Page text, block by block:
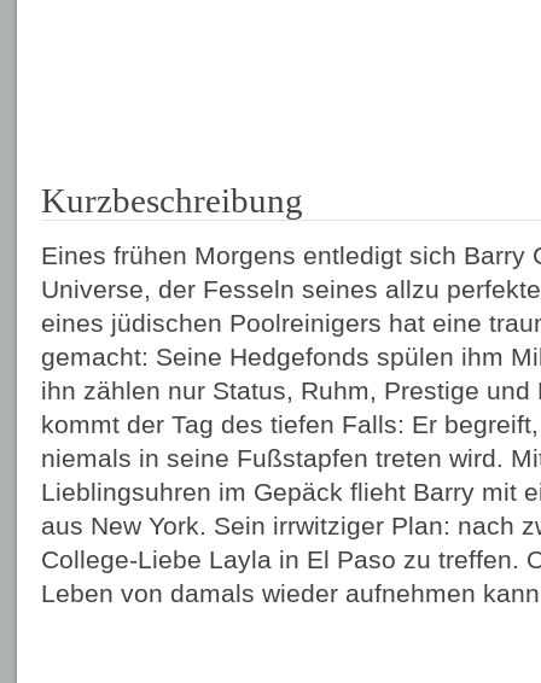
Kurzbeschreibung
Eines frühen Morgens entledigt sich Barry
Universe, der Fesseln seines allzu
eines jüdischen Poolreinigers hat eine
gemacht: Seine Hedgefonds spülen ihm
ihn zählen nur Status, Ruhm, Prestige
kommt der Tag des tiefen Falls: Er
niemals in seine Fußstapfen treten wird.
Lieblingsuhren im Gepäck flieht Barry mit
aus New York. Sein irrwitziger Plan: nach
College-Liebe Layla in El Paso zu treffen.
Leben von damals wieder aufnehmen